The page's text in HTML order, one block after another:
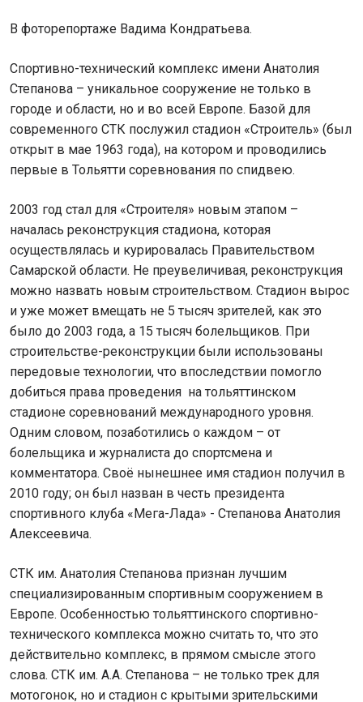
В фоторепортаже Вадима Кондратьева.
Спортивно-технический комплекс имени Анатолия
Степанова – уникальное сооружение не только в
городе и области, но и во всей Европе. Базой для
современного СТК послужил стадион «Строитель» (был
открыт в мае 1963 года), на котором и проводились
первые в Тольятти соревнования по спидвею.
2003 год стал для «Строителя» новым этапом –
началась реконструкция стадиона, которая
осуществлялась и курировалась Правительством
Самарской области. Не преувеличивая, реконструкция
можно назвать новым строительством. Стадион вырос
и уже может вмещать не 5 тысяч зрителей, как это
было до 2003 года, а 15 тысяч болельщиков. При
строительстве-реконструкции были использованы
передовые технологии, что впоследствии помогло
добиться права проведения на тольяттинском
стадионе соревнований международного уровня.
Одним словом, позаботились о каждом – от
болельщика и журналиста до спортсмена и
комментатора. Своё нынешнее имя стадион получил в
2010 году; он был назван в честь президента
спортивного клуба «Мега-Лада» - Степанова Анатолия
Алексеевича.
СТК им. Анатолия Степанова признан лучшим
специализированным спортивным сооружением в
Европе. Особенностью тольяттинского спортивно-
технического комплекса можно считать то, что это
действительно комплекс, в прямом смысле этого
слова. СТК им. А.А. Степанова – не только трек для
мотогонок, но и стадион с крытыми зрительскими